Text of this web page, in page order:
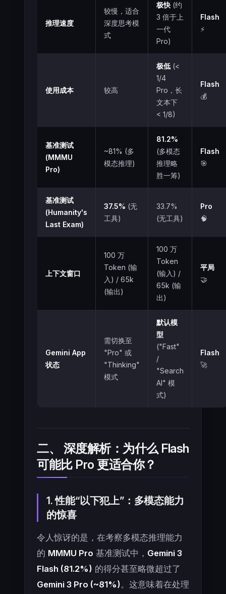
推理速度
较慢，适合
深度思考模
式
极快 (约
3 倍于上
一代
Pro)
Flash
⚡️
使用成本 较高
极低 (<
1/4
Pro，长
文本下
< 1/8)
Flash
💰
基准测试
(MMMU
Pro)
~81% (多
模态推理)
81.2%
(多模态
推理略
胜一筹)
Flash
🎯
基准测试
(Humanity's
Last Exam)
37.5% (无
工具)
33.7%
(无工具)
Pro
🧠
上下文窗口
100 万
Token (输
入) / 65k
(输出)
100 万
Token
(输入) /
65k (输
出)
平局
🤝
Gemini App
状态
需切换至
"Pro" 或
"Thinking"
模式
默认模
型
("Fast"
/
"Search
AI" 模
式)
Flash
🚀
二、 深度解析：为什么 Flash
可能比 Pro 更适合你？
1. 性能“以下犯上”：多模态能力
的惊喜
令人惊讶的是，在考察多模态推理能力
的 MMMU Pro 基准测试中， Gemini 3
Flash (81.2%) 的得分甚至略微超过了
Gemini 3 Pro (~81%)。这意味着在处理